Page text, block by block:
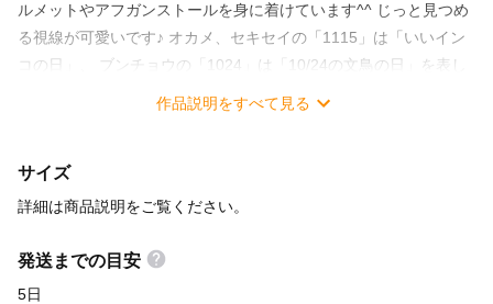
ルメットやアフガンストールを身に着けています^^ じっと見つめ
る視線が可愛いです♪ オカメ、セキセイの「1115」は「いいイン
コの日」、 ブンチョウの「1024」は「10/24の文鳥の日」を表し
ています。 鳥好きさんには一発でわかっちゃうかも？！ イラスト
て使って欲しい一枚です！ ✿ サイズは男女兼用Ｓ,Ｍ,Ｌ,XLの4サ
イズです。 *+:;;;:+*+:;;;:+*+:;;;:+*+:;;;:+*+:;;;:+*+:;;;:+* ・色 本体:
丈/cm） S（64、47、41、61） M（67、50、44、62）
L（70、53、47、63） XL（73，56，50，63） ・素材：綿90～
作品説明をすべて見る
サイズ
詳細は商品説明をご覧ください。
発送までの目安
5日